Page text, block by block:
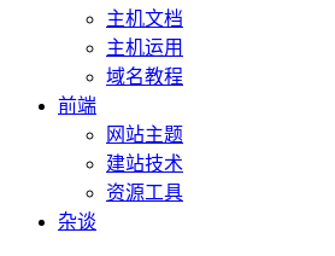
主机文档
主机运用
域名教程
前端
网站主题
建站技术
资源工具
杂谈